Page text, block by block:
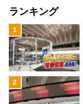
ランキング
1
2